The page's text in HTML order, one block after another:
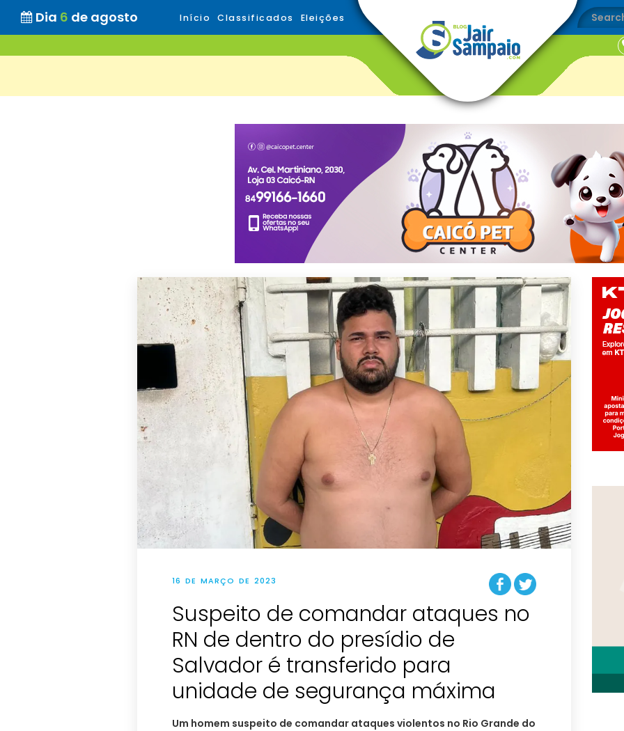
Dia 6 de agosto Início Classificados Eleições
16 DE MARÇO DE 2023
Suspeito de comandar ataques no
RN de dentro do presídio de
Salvador é transferido para
unidade de segurança máxima
Um homem suspeito de comandar ataques violentos no Rio Grande do